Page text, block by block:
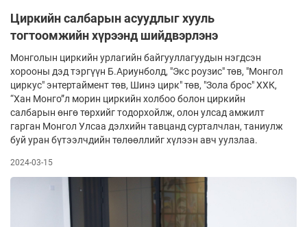
Циркийн салбарын асуудлыг хууль
тогтоомжийн хүрээнд шийдвэрлэнэ
Монголын циркийн урлагийн байгууллагуудын нэгдсэн
хорооны дэд тэргүүн Б.Ариунболд, "Экс роузис" төв, "Монгол
циркус" энтертаймент төв, Шинэ цирк" төв, "Зола брос" ХХК,
“Хан Монго”л морин циркийн холбоо болон циркийн
салбарын өнгө төрхийг тодорхойлж, олон улсад амжилт
гарган Монгол Улсаа дэлхийн тавцанд сурталчлан, таниулж
буй уран бүтээлчдийн төлөөллийг хүлээн авч уулзлаа.
2024-03-15